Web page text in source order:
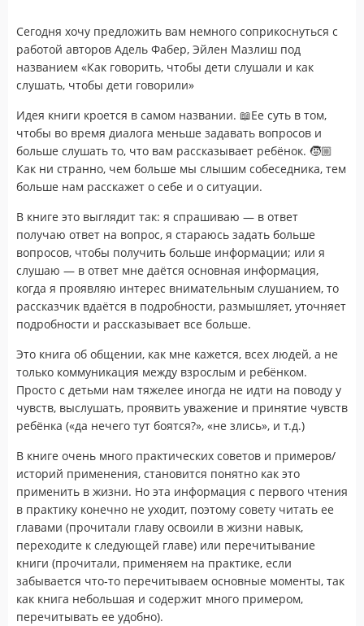
Сегодня хочу предложить вам немного соприкоснуться с
работой авторов Адель Фабер, Эйлен Мазлиш под
названием «Как говорить, чтобы дети слушали и как
слушать, чтобы дети говорили»
Идея книги кроется в самом названии. 📖Ее суть в том,
чтобы во время диалога меньше задавать вопросов и
больше слушать то, что вам рассказывает ребёнок. 🧒🏼
Как ни странно, чем больше мы слышим собеседника, тем
больше нам расскажет о себе и о ситуации.
В книге это выглядит так: я спрашиваю — в ответ
получаю ответ на вопрос, я стараюсь задать больше
вопросов, чтобы получить больше информации; или я
слушаю — в ответ мне даётся основная информация,
когда я проявляю интерес внимательным слушанием, то
рассказчик вдаётся в подробности, размышляет, уточняет
подробности и рассказывает все больше.
Это книга об общении, как мне кажется, всех людей, а не
только коммуникация между взрослым и ребёнком.
Просто с детьми нам тяжелее иногда не идти на поводу у
чувств, выслушать, проявить уважение и принятие чувств
ребёнка («да нечего тут боятся?», «не злись», и т.д.)
В книге очень много практических советов и примеров/
историй применения, становится понятно как это
применить в жизни. Но эта информация с первого чтения
в практику конечно не уходит, поэтому совету читать ее
главами (прочитали главу освоили в жизни навык,
переходите к следующей главе) или перечитывание
книги (прочитали, применяем на практике, если
забывается что-то перечитываем основные моменты, так
как книга небольшая и содержит много примером,
перечитывать ее удобно).